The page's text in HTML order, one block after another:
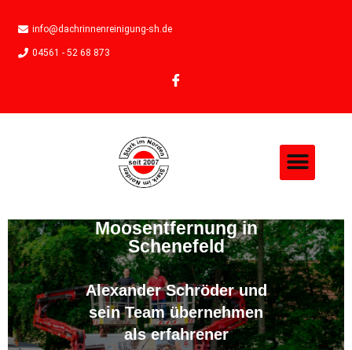
info@dachrinnenreinigung-sh.de
04561 - 52 68 873
Moosentfernung in
Schenefeld
Alexander Schröder und
sein Team übernehmen
als erfahrener